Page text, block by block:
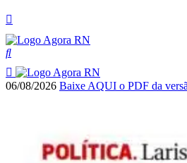
06/08/2026 Baixe AQUI o PDF da